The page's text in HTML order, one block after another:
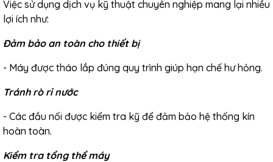
Việc sử dụng dịch vụ kỹ thuật chuyên nghiệp mang lại nhiều
lợi ích như:
Đảm bảo an toàn cho thiết bị
- Máy được tháo lắp đúng quy trình giúp hạn chế hư hỏng.
Tránh rò rỉ nước
- Các đầu nối được kiểm tra kỹ để đảm bảo hệ thống kín
hoàn toàn.
Kiểm tra tổng thể máy